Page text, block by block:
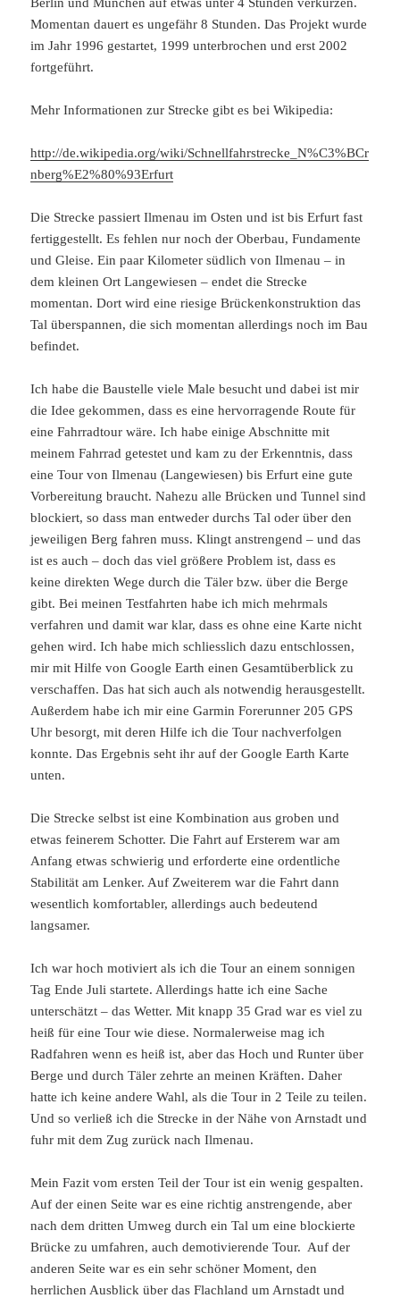
Momentan dauert es ungefähr 8 Stunden. Das Projekt wurde
im Jahr 1996 gestartet, 1999 unterbrochen und erst 2002
fortgeführt.
Mehr Informationen zur Strecke gibt es bei Wikipedia:
http://de.wikipedia.org/wiki/Schnellfahrstrecke_N%C3%BCr
nberg%E2%80%93Erfurt
Die Strecke passiert Ilmenau im Osten und ist bis Erfurt fast
fertiggestellt. Es fehlen nur noch der Oberbau, Fundamente
und Gleise. Ein paar Kilometer südlich von Ilmenau – in
dem kleinen Ort Langewiesen – endet die Strecke
momentan. Dort wird eine riesige Brückenkonstruktion das
Tal überspannen, die sich momentan allerdings noch im Bau
befindet.
Ich habe die Baustelle viele Male besucht und dabei ist mir
die Idee gekommen, dass es eine hervorragende Route für
eine Fahrradtour wäre. Ich habe einige Abschnitte mit
meinem Fahrrad getestet und kam zu der Erkenntnis, dass
eine Tour von Ilmenau (Langewiesen) bis Erfurt eine gute
Vorbereitung braucht. Nahezu alle Brücken und Tunnel sind
blockiert, so dass man entweder durchs Tal oder über den
jeweiligen Berg fahren muss. Klingt anstrengend – und das
ist es auch – doch das viel größere Problem ist, dass es
keine direkten Wege durch die Täler bzw. über die Berge
gibt. Bei meinen Testfahrten habe ich mich mehrmals
verfahren und damit war klar, dass es ohne eine Karte nicht
gehen wird. Ich habe mich schliesslich dazu entschlossen,
mir mit Hilfe von Google Earth einen Gesamtüberblick zu
verschaffen. Das hat sich auch als notwendig herausgestellt.
Außerdem habe ich mir eine Garmin Forerunner 205 GPS
Uhr besorgt, mit deren Hilfe ich die Tour nachverfolgen
konnte. Das Ergebnis seht ihr auf der Google Earth Karte
unten.
Die Strecke selbst ist eine Kombination aus groben und
etwas feinerem Schotter. Die Fahrt auf Ersterem war am
Anfang etwas schwierig und erforderte eine ordentliche
Stabilität am Lenker. Auf Zweiterem war die Fahrt dann
wesentlich komfortabler, allerdings auch bedeutend
langsamer.
Ich war hoch motiviert als ich die Tour an einem sonnigen
Tag Ende Juli startete. Allerdings hatte ich eine Sache
unterschätzt – das Wetter. Mit knapp 35 Grad war es viel zu
heiß für eine Tour wie diese. Normalerweise mag ich
Radfahren wenn es heiß ist, aber das Hoch und Runter über
Berge und durch Täler zehrte an meinen Kräften. Daher
hatte ich keine andere Wahl, als die Tour in 2 Teile zu teilen.
Und so verließ ich die Strecke in der Nähe von Arnstadt und
fuhr mit dem Zug zurück nach Ilmenau.
Mein Fazit vom ersten Teil der Tour ist ein wenig gespalten.
Auf der einen Seite war es eine richtig anstrengende, aber
nach dem dritten Umweg durch ein Tal um eine blockierte
Brücke zu umfahren, auch demotivierende Tour. Auf der
anderen Seite war es ein sehr schöner Moment, den
herrlichen Ausblick über das Flachland um Arnstadt und